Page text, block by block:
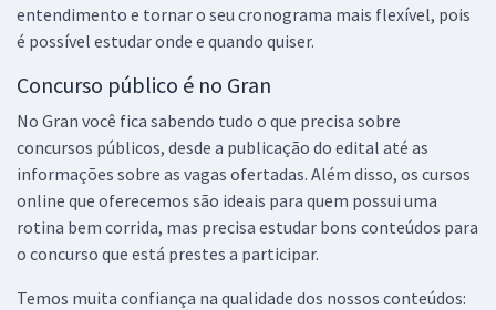
entendimento e tornar o seu cronograma mais flexível, pois
é possível estudar onde e quando quiser.
Concurso público é no Gran
No Gran você fica sabendo tudo o que precisa sobre
concursos públicos, desde a publicação do edital até as
informações sobre as vagas ofertadas. Além disso, os cursos
online que oferecemos são ideais para quem possui uma
rotina bem corrida, mas precisa estudar bons conteúdos para
o concurso que está prestes a participar.
Temos muita confiança na qualidade dos nossos conteúdos: